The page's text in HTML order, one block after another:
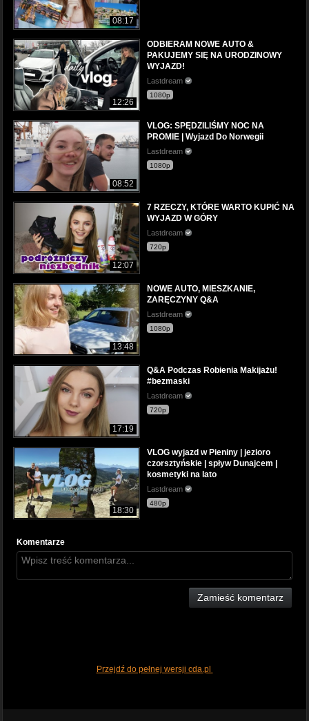
08:17
12:26
ODBIERAM NOWE AUTO &
PAKUJEMY SIĘ NA URODZINOWY
WYJAZD!
Lastdream
1080p
08:52
VLOG: SPĘDZILIŚMY NOC NA
PROMIE | Wyjazd Do Norwegii
Lastdream
1080p
12:07
7 RZECZY, KTÓRE WARTO KUPIĆ NA
WYJAZD W GÓRY
Lastdream
720p
13:48
NOWE AUTO, MIESZKANIE,
ZARĘCZYNY Q&A
Lastdream
1080p
17:19
Q&A Podczas Robienia Makijażu!
#bezmaski
Lastdream
720p
18:30
VLOG wyjazd w Pieniny | jezioro
czorsztyńskie | spływ Dunajcem |
kosmetyki na lato
Lastdream
480p
Komentarze
Zamieść komentarz
Przejdź do pełnej wersji cda.pl